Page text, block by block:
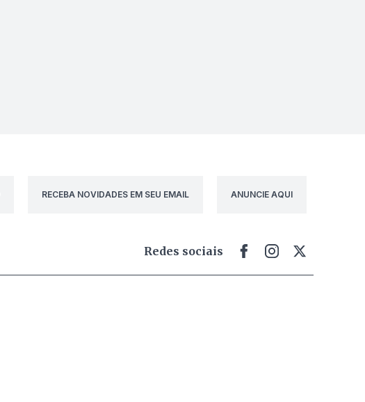
RECEBA NOVIDADES EM SEU EMAIL ANUNCIE AQUI
Redes sociais